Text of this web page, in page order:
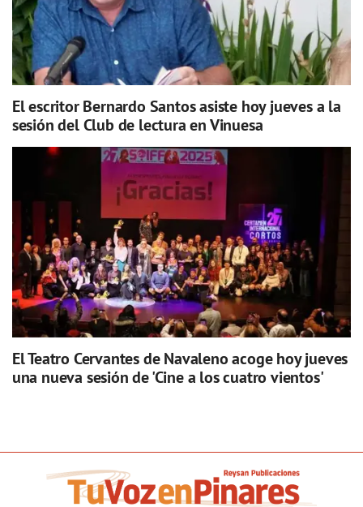
El escritor Bernardo Santos asiste hoy jueves a la
sesión del Club de lectura en Vinuesa
El Teatro Cervantes de Navaleno acoge hoy jueves
una nueva sesión de 'Cine a los cuatro vientos'